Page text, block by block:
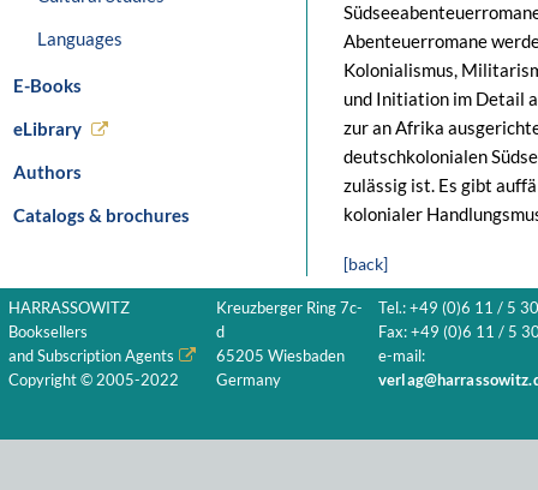
Languages
E-Books
eLibrary
Authors
Catalogs & brochures
Abenteuerromane
Kolonialismus,
und Initiation im Detail
zur an Afrika
deutschkolonialen
zulässig ist. Es gibt
kolonialer
[back]
HARRASSOWITZ
Booksellers
and Subscription Agents
Copyright © 2005-2022
Kreuzberger Ring 7c-
d
65205 Wiesbaden
Germany
Tel.: +49 (0)6 11 / 5
Fax: +49 (0)6 11 / 5
e-mail: